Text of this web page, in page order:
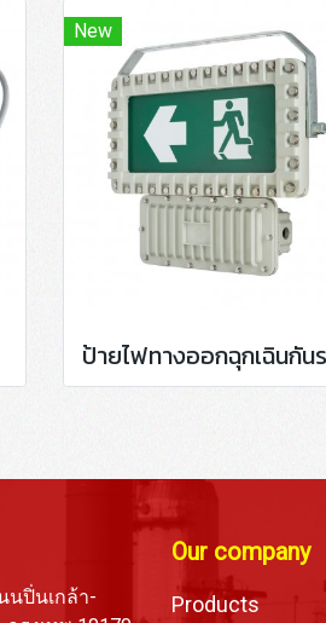
New
ปิ่นเกล้า-
Our company
Products